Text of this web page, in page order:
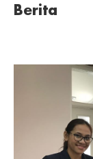
Berita